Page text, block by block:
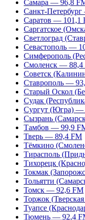
Самара — 96,8
Санкт-
Саратов — 101,1
Саргатское
Светлоград
Севастополь —
Симферополь
Смоленск — 88,4
Советск
Ставрополь —
Старый Оскол
Судак
Сургут (Югра) —
Сызрань
Тамбов — 99,9
Тверь — 89,4 FM
Тёмкино
Тирасполь
Тихорецк
Токмак
Тольятти
Томск — 92,6 FM
Торжок
Туапсе
Тюмень — 92,4